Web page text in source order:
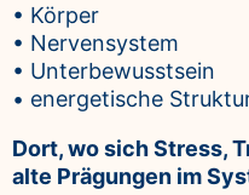
• Körper
• Nervensystem
• Unterbewusstsein
• energetische
Dort, wo sich Stress,
alte Prägungen im